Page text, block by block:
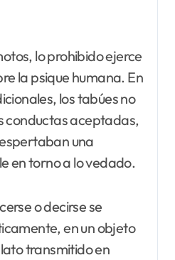
lo prohibido ejerce
la psique humana. En
los tabúes no
conductas aceptadas,
una
en torno a lo vedado.
o decirse se
en un objeto
transmitido en